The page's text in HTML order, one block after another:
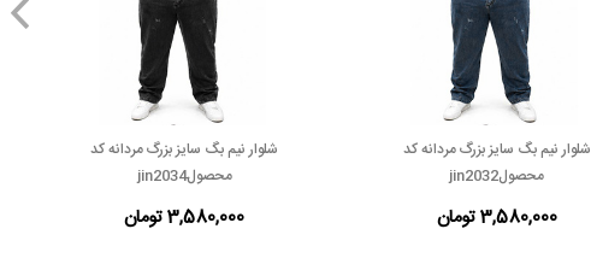
شلوار نیم بگ سایز بزرگ مردانه کد
محصولjin2034
3,580,000 تومان
شلوار نیم بگ سایز بزرگ مردانه کد
محصولjin2032
3,580,000 تومان